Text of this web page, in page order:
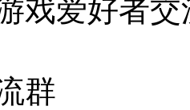
戏爱好者交
群